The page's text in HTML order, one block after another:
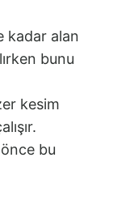
kadar alan
bunu
kesim
bu